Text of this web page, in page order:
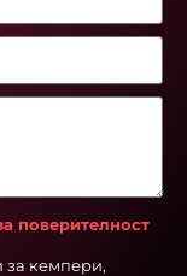
поверителност
за кемпери,